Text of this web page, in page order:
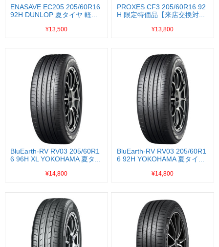
ENASAVE EC205 205/60R16
92H DUNLOP 夏タイヤ 軽...
¥13,500
PROXES CF3 205/60R16 92
H 限定特価品【来店交換対...
¥13,800
BluEarth-RV RV03 205/60R1
6 96H XL YOKOHAMA 夏タ...
¥14,800
BluEarth-RV RV03 205/60R1
6 92H YOKOHAMA 夏タイ...
¥14,800